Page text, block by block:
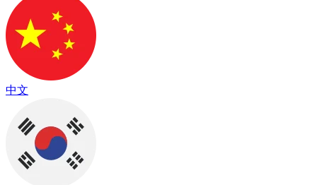
中文